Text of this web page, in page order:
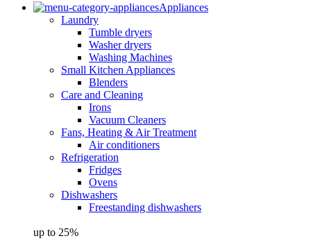
Appliances
Laundry
Tumble dryers
Washer dryers
Washing Machines
Small Kitchen Appliances
Blenders
Care and Cleaning
Irons
Vacuum Cleaners
Fans, Heating & Air Treatment
Air conditioners
Refrigeration
Fridges
Ovens
Dishwashers
Freestanding dishwashers
up to 25%